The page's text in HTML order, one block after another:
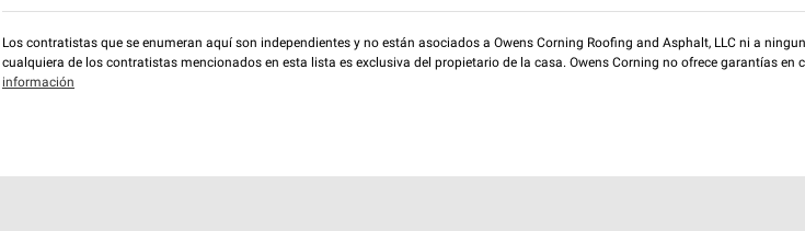
Los contratistas que se enumeran aquí son independientes y no están asociados a Owens Corning Roofing and Asphalt, LLC ni a
cualquiera de los contratistas mencionados en esta lista es exclusiva del propietario de la casa. Owens Corning no ofrece garantías
información